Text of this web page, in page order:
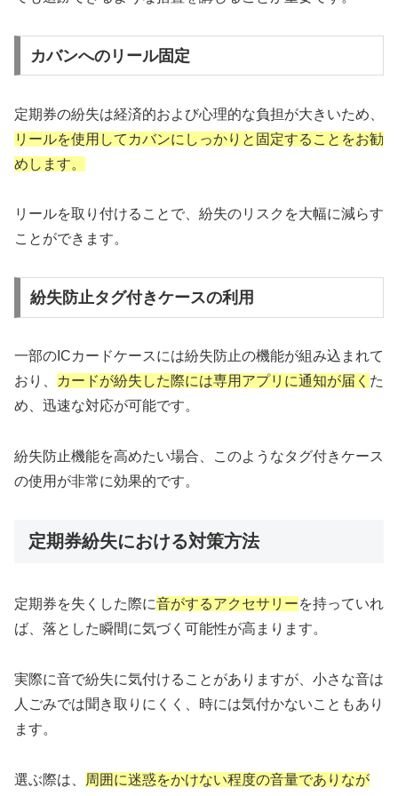
カバンへのリール固定
定期券の紛失は経済的および心理的な負担が大きいため、
リールを使用してカバンにしっかりと固定することをお勧
めします。
リールを取り付けることで、紛失のリスクを大幅に減らす
ことができます。
紛失防止タグ付きケースの利用
一部のICカードケースには紛失防止の機能が組み込まれて
おり、
カードが紛失した際には専用アプリに通知が届く た
め、迅速な対応が可能です。
紛失防止機能を高めたい場合、このようなタグ付きケース
の使用が非常に効果的です。
定期券紛失における対策方法
定期券を失くした際に音がするアクセサリーを持っていれ
ば、落とした瞬間に気づく可能性が高まります。
実際に音で紛失に気付けることがありますが、小さな音は
人ごみでは聞き取りにくく、時には気付かないこともあり
ます。
選ぶ際は、 周囲に迷惑をかけない程度の音量でありなが